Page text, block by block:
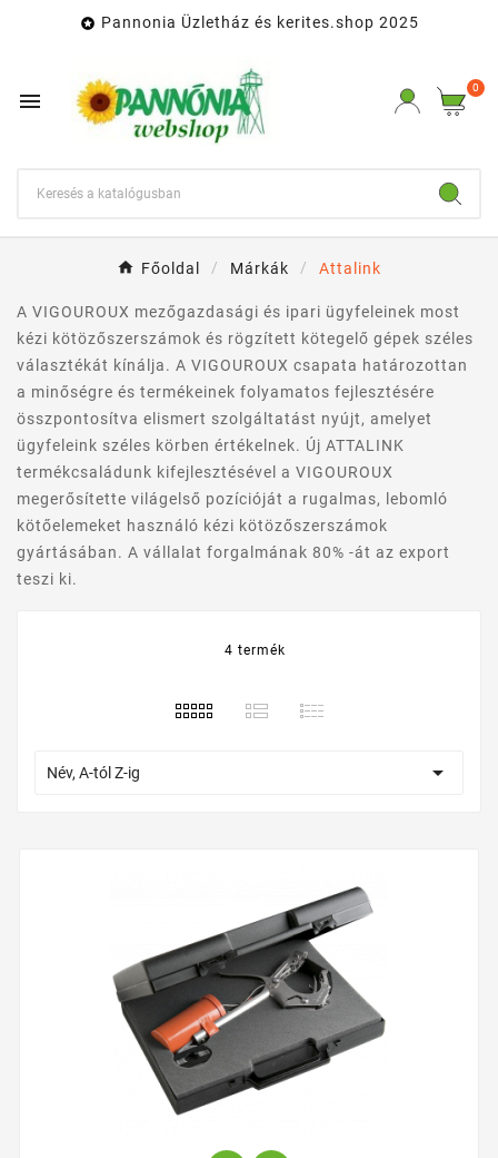
 Pannonia Üzletház és kerites.shop 2025

0
Főoldal Márkák Attalink
A VIGOUROUX mezőgazdasági és ipari ügyfeleinek most
kézi kötözőszerszámok és rögzített kötegelő gépek széles
választékát kínálja. A VIGOUROUX csapata határozottan
a minőségre és termékeinek folyamatos fejlesztésére
összpontosítva elismert szolgáltatást nyújt, amelyet
ügyfeleink széles körben értékelnek. Új ATTALINK
termékcsaládunk kifejlesztésével a VIGOUROUX
megerősítette világelső pozícióját a rugalmas, lebomló
kötőelemeket használó kézi kötözőszerszámok
gyártásában. A vállalat forgalmának 80% -át az export
teszi ki.
4 termék
Név, A-tól Z-ig 